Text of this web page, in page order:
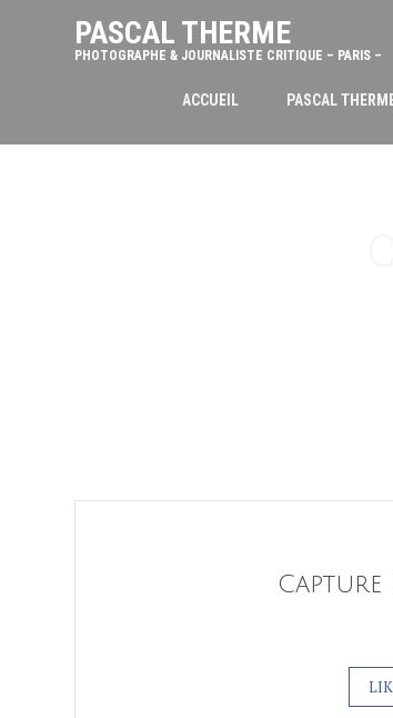
PASCAL THERME
PHOTOGRAPHE & JOURNALISTE CRITIQUE – PARIS –
ACCUEIL PASCAL
Capture